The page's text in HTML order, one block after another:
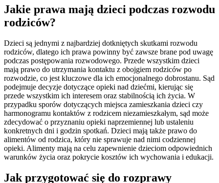
Jakie prawa mają dzieci podczas rozwodu
rodziców?
Dzieci są jednymi z najbardziej dotkniętych skutkami rozwodu
rodziców, dlatego ich prawa powinny być zawsze brane pod uwagę
podczas postępowania rozwodowego. Przede wszystkim dzieci
mają prawo do utrzymania kontaktu z obojgiem rodziców po
rozwodzie, co jest kluczowe dla ich emocjonalnego dobrostanu. Sąd
podejmuje decyzje dotyczące opieki nad dziećmi, kierując się
przede wszystkim ich interesem oraz stabilnością ich życia. W
przypadku sporów dotyczących miejsca zamieszkania dzieci czy
harmonogramu kontaktów z rodzicem niezamieszkałym, sąd może
zdecydować o przyznaniu opieki naprzemiennej lub ustaleniu
konkretnych dni i godzin spotkań. Dzieci mają także prawo do
alimentów od rodzica, który nie sprawuje nad nimi codziennej
opieki. Alimenty mają na celu zapewnienie dzieciom odpowiednich
warunków życia oraz pokrycie kosztów ich wychowania i edukacji.
Jak przygotować się do rozprawy